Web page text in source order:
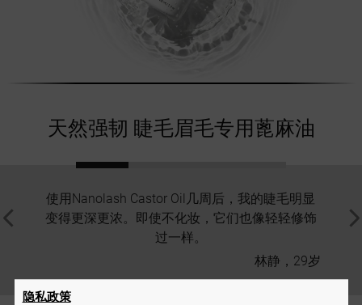
天然强韧 睫毛眉毛专用蓖麻油
使用Nanolash Castor Oil几周后，我的睫毛明显
变得更深更浓。即使不化妆，它们也像轻轻修饰
过一样。
林静，29岁
喜
隐私政策